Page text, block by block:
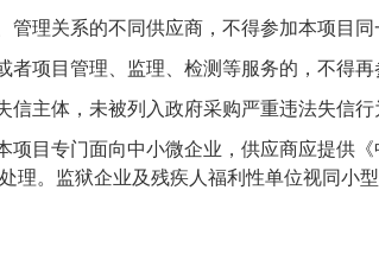
理关系的不同供应商，不得参加本项目同
项目管理、监理、检测等服务的，不得再
主体，未被列入政府采购严重违法失信行
项目专门面向中小微企业，供应商应提供
理。监狱企业及残疾人福利性单位视同小